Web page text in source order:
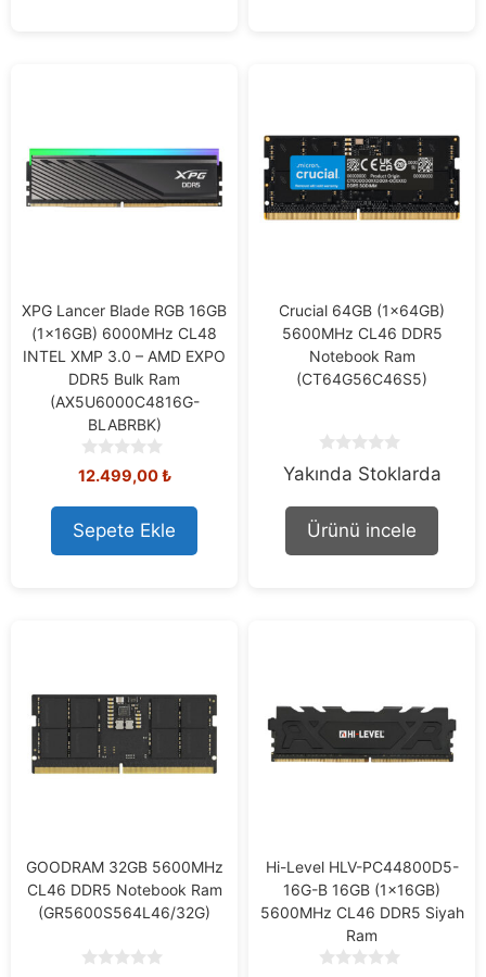
XPG Lancer Blade RGB 16GB
(1x16GB) 6000MHz CL48
INTEL XMP 3.0 – AMD EXPO
DDR5 Bulk Ram
(AX5U6000C4816G-
BLABRBK)
0
o
u
t
o
f
12.499,00₺
Sepete Ekle
Crucial 64GB (1x64GB)
5600MHz CL46 DDR5
Notebook Ram
(CT64G56C46S5)
o
o
f
Yakında Stoklarda
Ürünü incele
GOODRAM 32GB 5600MHz
CL46 DDR5 Notebook Ram
(GR5600S564L46/32G)
Hi-Level HLV-PC44800D5-
16G-B 16GB (1x16GB)
5600MHz CL46 DDR5 Siyah
Ram